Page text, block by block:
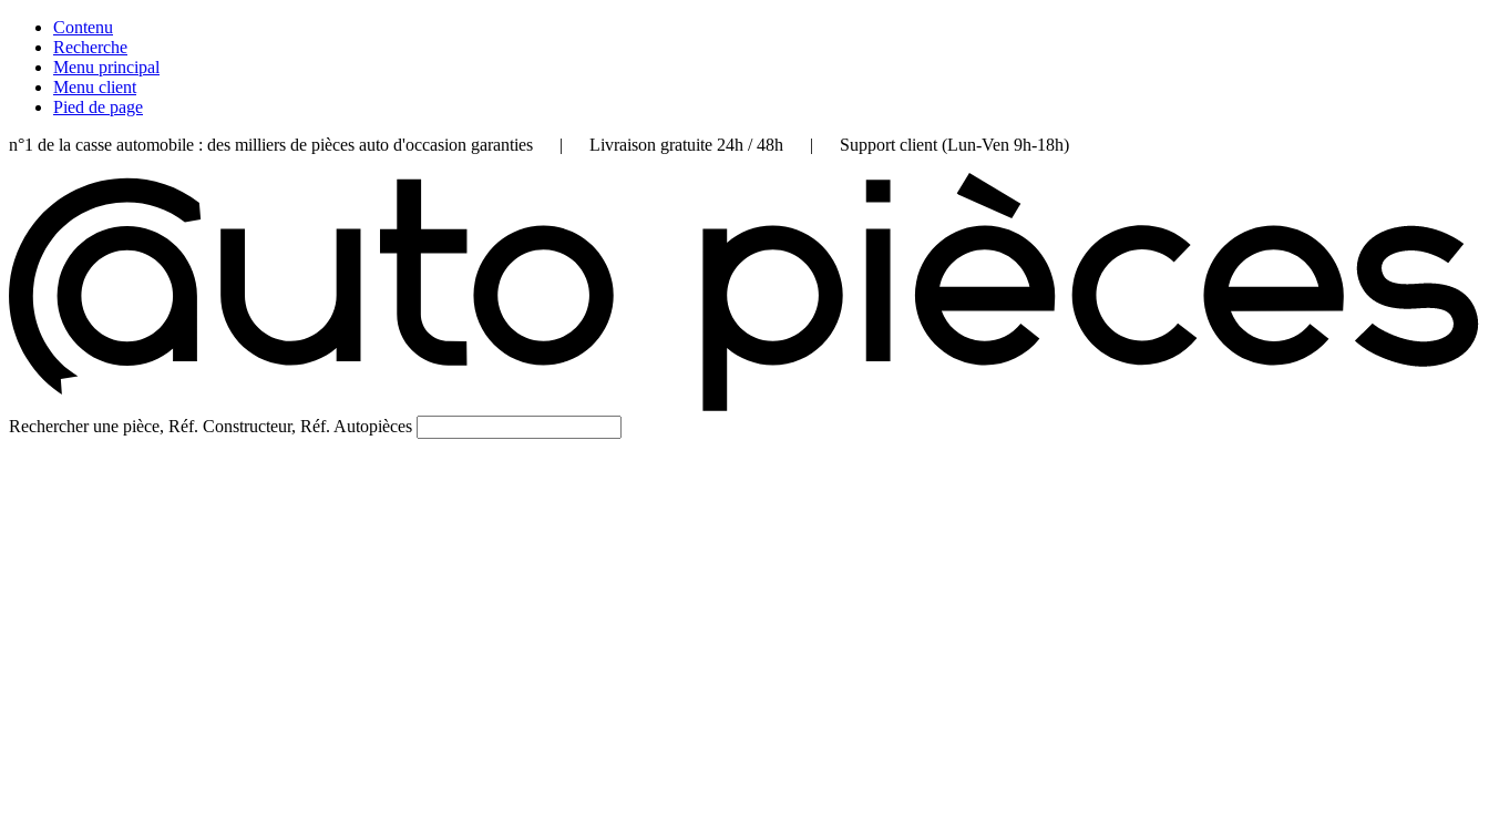
Contenu
Recherche
Menu principal
Menu client
Pied de page
n°1 de la casse automobile : des milliers de pièces auto d'occasion garanties | Livraison gratuite 24h / 48h | Support client (Lun-Ven 9h-18h)
Rechercher une pièce, Réf. Constructeur, Réf. Autopièces